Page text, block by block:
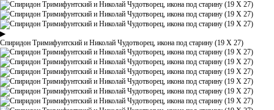
▶
Спиридон Тримифунтский и Николай Чудотворец, икона под старину (19 Х 27)